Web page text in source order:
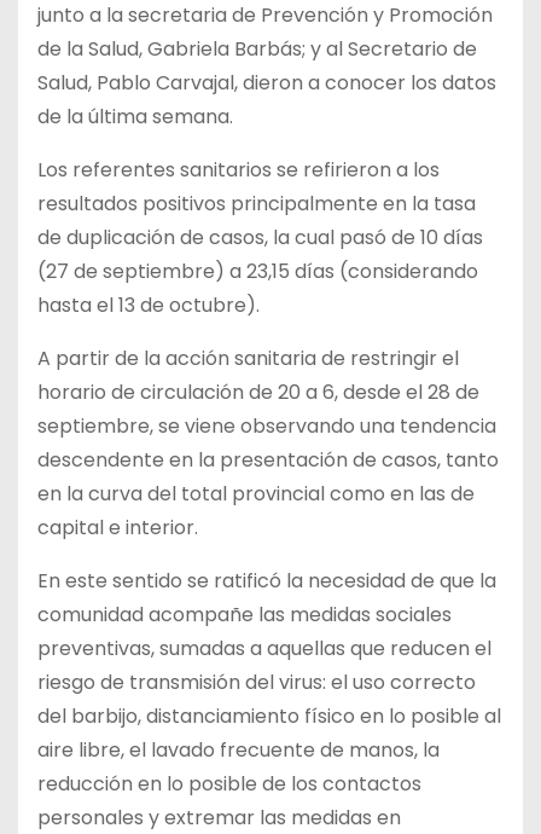
junto a la secretaria de Prevención y Promoción
de la Salud, Gabriela Barbás; y al Secretario de
Salud, Pablo Carvajal, dieron a conocer los datos
de la última semana.
Los referentes sanitarios se refirieron a los
resultados positivos principalmente en la tasa
de duplicación de casos, la cual pasó de 10 días
(27 de septiembre) a 23,15 días (considerando
hasta el 13 de octubre).
A partir de la acción sanitaria de restringir el
horario de circulación de 20 a 6, desde el 28 de
septiembre, se viene observando una tendencia
descendente en la presentación de casos, tanto
en la curva del total provincial como en las de
capital e interior.
En este sentido se ratificó la necesidad de que la
comunidad acompañe las medidas sociales
preventivas, sumadas a aquellas que reducen el
riesgo de transmisión del virus: el uso correcto
del barbijo, distanciamiento físico en lo posible al
aire libre, el lavado frecuente de manos, la
reducción en lo posible de los contactos
personales y extremar las medidas en